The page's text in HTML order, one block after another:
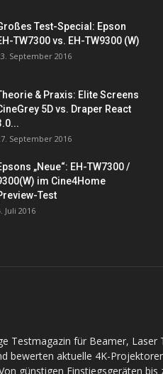
Test-Special: Epson
TW7300 vs. EH-TW9300 (W)
September 2016
& Praxis: Elite Screens
5D vs. Draper React
September 2016
„Neue“: EH-TW7300 /
im Cine4Home
Test
Juli 2016
Testmagazin für Beamer,
bewerten aktuelle 4K-
günstigen Einstiegsgeräten